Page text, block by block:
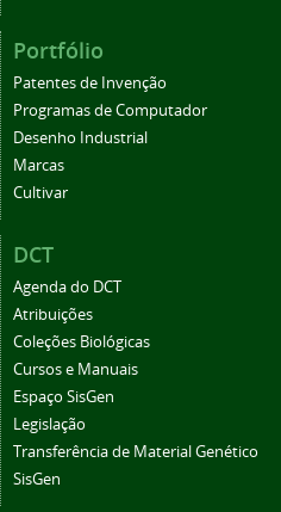
Portfólio
Patentes de Invenção
Programas de Computador
Desenho Industrial
Marcas
Cultivar
DCT
Agenda do DCT
Atribuições
Coleções Biológicas
Cursos e Manuais
Espaço SisGen
Legislação
Transferência de Material Genético
SisGen